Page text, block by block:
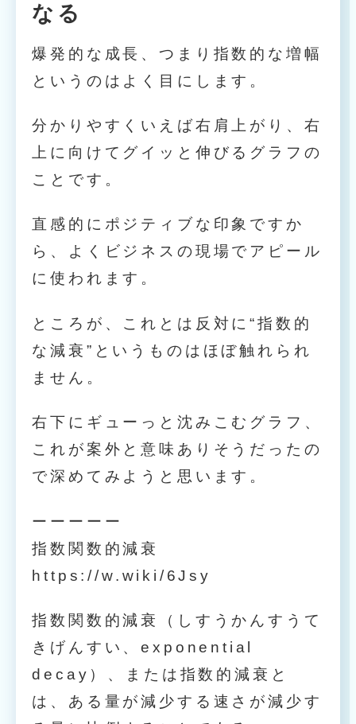
なる
爆発的な成長、つまり指数的な増幅
というのはよく目にします。
分かりやすくいえば右肩上がり、右
上に向けてグイッと伸びるグラフの
ことです。
直感的にポジティブな印象ですか
ら、よくビジネスの現場でアピール
に使われます。
ところが、これとは反対に“指数的
な減衰”というものはほぼ触れられ
ません。
右下にギューっと沈みこむグラフ、
これが案外と意味ありそうだったの
で深めてみようと思います。
ーーーーー
指数関数的減衰
https://w.wiki/6Jsy
指数関数的減衰（しすうかんすうて
きげんすい、exponential
decay）、または指数的減衰と
は、ある量が減少する速さが減少す